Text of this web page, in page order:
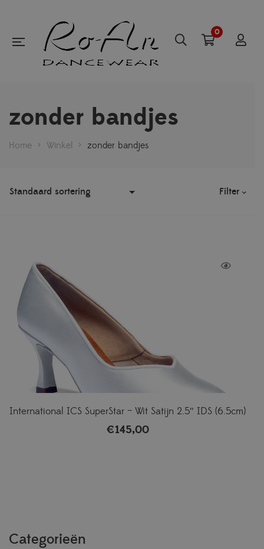
0
zonder bandjes
Home > Winkel > zonder bandjes
Filter
International ICS SuperStar – Wit Satijn 2.5″ IDS (6.5cm)
€145,00
Categorieën